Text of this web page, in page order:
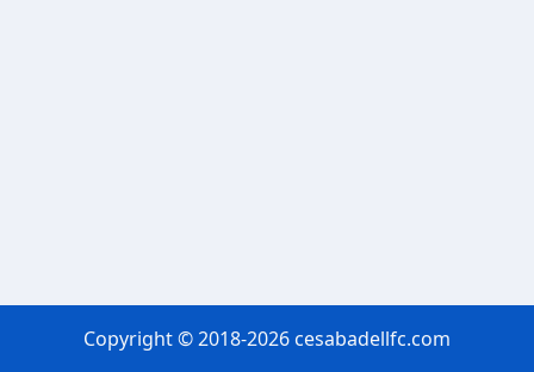
Copyright © 2018-2026 cesabadellfc.com